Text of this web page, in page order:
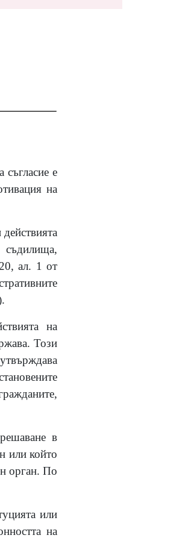
е
на
съдилища,
ал. 1 от
на
Този
в
или който
орган. По
или
на